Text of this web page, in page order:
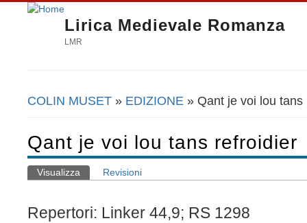
Lirica Medievale Romanza
LMR
Tu sei qui
COLIN MUSET » EDIZIONE » Qant je voi lou tans
Qant je voi lou tans refroidier
Schede primarie
Visualizza (scheda attiva)
Revisioni
Repertori: Linker 44,9; RS 1298